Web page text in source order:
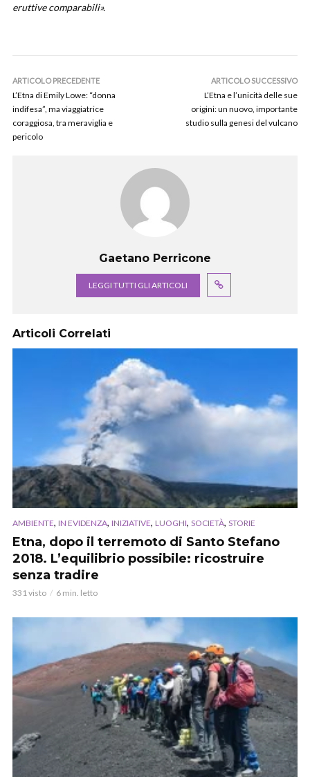
eruttive comparabili».
ARTICOLO PRECEDENTE
L’Etna di Emily Lowe: “donna
indifesa”, ma viaggiatrice
coraggiosa, tra meraviglia e
pericolo
ARTICOLO SUCCESSIVO
L’Etna e l’unicità delle sue
origini: un nuovo, importante
studio sulla genesi del vulcano
Gaetano Perricone
LEGGI TUTTI GLI ARTICOLI
Articoli Correlati
AMBIENTE, IN EVIDENZA, INIZIATIVE, LUOGHI, SOCIETÀ, STORIE
Etna, dopo il terremoto di Santo Stefano
2018. L’equilibrio possibile: ricostruire
senza tradire
331 visto 6 min. letto